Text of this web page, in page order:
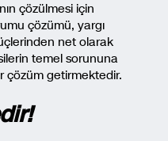
çözülmesi için
çözümü, yargı
net olarak
temel sorununa
çözüm getirmektedir.